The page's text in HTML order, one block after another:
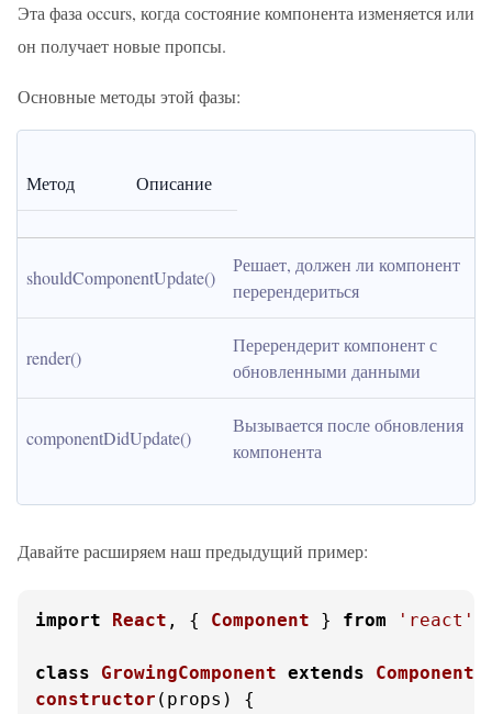
Эта фаза occurs, когда состояние компонента изменяется или
он получает новые пропсы.
Основные методы этой фазы:
Метод Описание
shouldComponentUpdate()
Решает, должен ли компонент
перерендериться
render()
Перерендерит компонент с
обновленными данными
componentDidUpdate()
Вызывается после обновления
компонента
Давайте расширяем наш предыдущий пример:
import React , { Component } from 'react'
class GrowingComponent extends
Component
constructor ( props